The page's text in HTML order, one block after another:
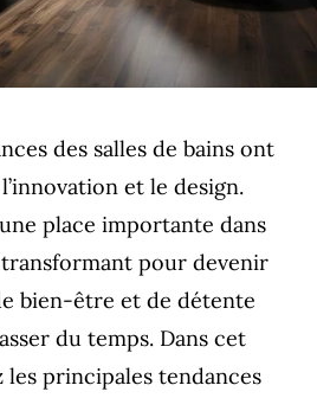
des salles de bains ont
et le design.
place importante dans
pour devenir
bien-être et de détente
du temps. Dans cet
principales tendances